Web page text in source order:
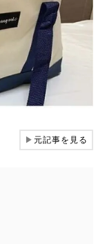
▶元記事を見る